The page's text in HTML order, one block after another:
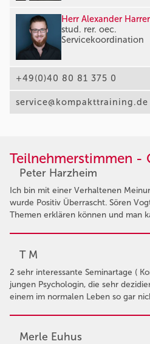
Herr Alexander Harrer
stud. rer. oec.
Servicekoordination
+49(0)40 80 81 375 0
service@kompakttraining.de
Teilnehmerstimmen -
Peter Harzheim
Ich bin mit einer Verhaltenen
wurde Positiv Überrascht. Sören
Themen erklären können und man
T M
2 sehr interessante Seminartage (
jungen Psychologin, die sehr
einem im normalen Leben so gar
Merle Euhus